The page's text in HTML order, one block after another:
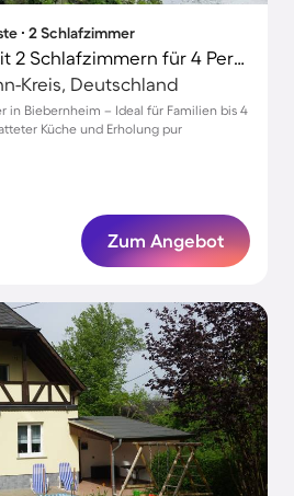
∙ 2 Schlafzimmer
Ferienwohnung mit 2 Schlafzimmern für 4 Personen
Kreis, Deutschland
in Biebernheim – Ideal für Familien bis 4
Küche und Erholung pur
Zum Angebot